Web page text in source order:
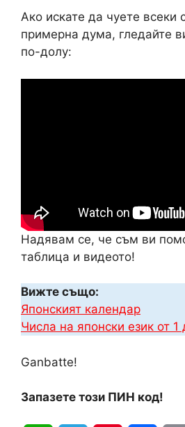
Ако искате да чуете всеки
примерна дума, гледайте
по-долу:
Надявам се, че съм ви
таблица и видеото!
Вижте също:
Японският календар
Числа на японски език от 1
Ganbatte!
Запазете този ПИН код!